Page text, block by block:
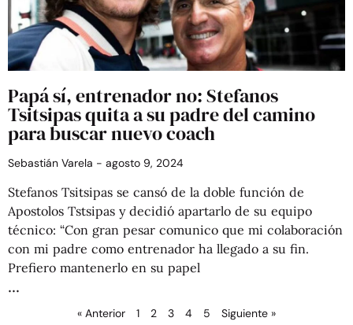
Papá sí, entrenador no: Stefanos
Tsitsipas quita a su padre del camino
para buscar nuevo coach
Sebastián Varela agosto 9, 2024
Stefanos Tsitsipas se cansó de la doble función de
Apostolos Tstsipas y decidió apartarlo de su equipo
técnico: “Con gran pesar comunico que mi colaboración
con mi padre como entrenador ha llegado a su fin.
Prefiero mantenerlo en su papel
« Anterior 1 2 3 4 5 Siguiente »